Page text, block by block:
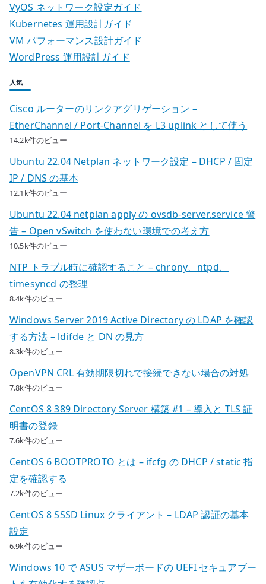
VyOS ネットワーク設定ガイド
Kubernetes 運用設計ガイド
VM パフォーマンス設計ガイド
WordPress 運用設計ガイド
人気
Cisco ルーターのリンクアグリゲーション –
EtherChannel / Port-Channel を L3 uplink として使う
14.2k件のビュー
Ubuntu 22.04 Netplan ネットワーク設定 – DHCP / 固定
IP / DNS の基本
12.1k件のビュー
Ubuntu 22.04 netplan apply の ovsdb-server.service 警
告 – Open vSwitch を使わない環境での考え方
10.5k件のビュー
NTP トラブル時に確認すること – chrony、ntpd、
timesyncd の整理
8.4k件のビュー
Windows Server 2019 Active Directory の LDAP を確認
する方法 – ldifde と DN の見方
8.3k件のビュー
OpenVPN CRL 有効期限切れで接続できない場合の対処
7.8k件のビュー
CentOS 8 389 Directory Server 構築 #1 – 導入と TLS 証
明書の登録
7.6k件のビュー
CentOS 6 BOOTPROTO とは – ifcfg の DHCP / static 指
定を確認する
7.2k件のビュー
CentOS 8 SSSD Linux クライアント – LDAP 認証の基本
設定
6.9k件のビュー
Windows 10 で ASUS マザーボードの UEFI セキュアブー